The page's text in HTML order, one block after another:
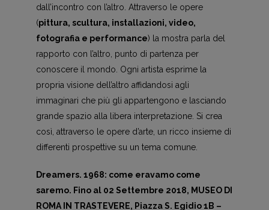
dall’incontro con l’altro. Attraverso le opere
(pittura, scultura, installazioni, video,
fotografia e performance) la mostra parla del
rapporto con l’altro, punto di partenza per
conoscere il mondo. Ogni artista esprime la
propria visione dell’altro affidandosi agli
immaginari che più gli appartengono e lasciando
grande spazio alla libera interpretazione. Si crea
così, attraverso le opere d’arte, un ricco insieme di
differenti prospettive su un tema comune.
Dreamers. 1968: come eravamo come
saremo. Fino al 02 Settembre 2018, MUSEO DI
ROMA IN TRASTEVERE, Piazza S. Egidio 1B –